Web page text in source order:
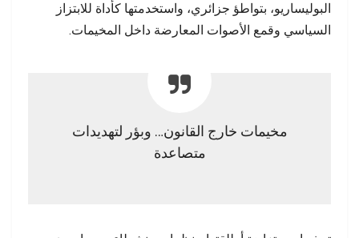
البوليساريو، بتواطؤ جزائري، واستخدمتها كأداة للابتزاز
السياسي وقمع الأصوات المعارضة داخل المخيمات.
مخيمات خارج القانون… وبؤر لتهديدات
متصاعدة